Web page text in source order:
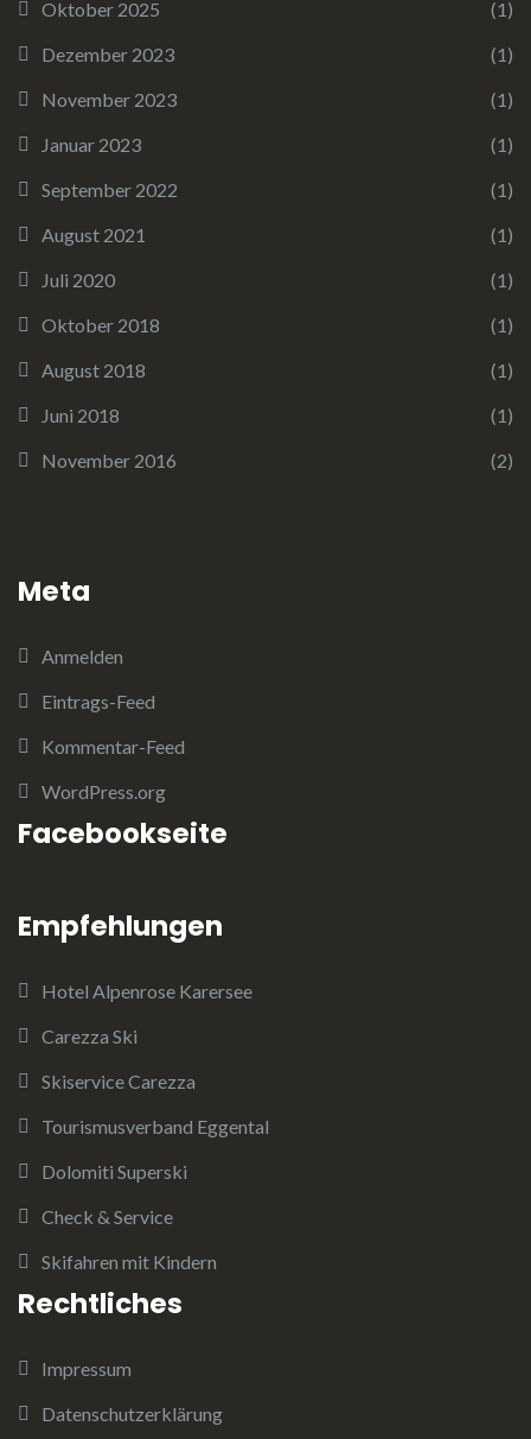
Oktober 2025
(1)
Dezember 2023
(1)
November 2023
(1)
Januar 2023
(1)
September 2022
(1)
August 2021
(1)
Juli 2020
(1)
Oktober 2018
(1)
August 2018
(1)
Juni 2018
(1)
November 2016
(2)
Meta
Anmelden
Eintrags-Feed
Kommentar-Feed
WordPress.org
Facebookseite
Empfehlungen
Hotel Alpenrose Karersee
Carezza Ski
Skiservice Carezza
Tourismusverband Eggental
Dolomiti Superski
Check & Service
Skifahren mit Kindern
Rechtliches
Impressum
Datenschutzerklärung